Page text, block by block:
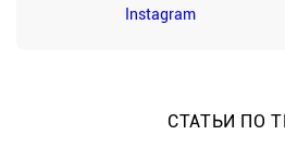
Instagram
СТАТЬИ ПО